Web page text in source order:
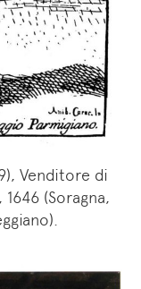
Venditore di
(Soragna,